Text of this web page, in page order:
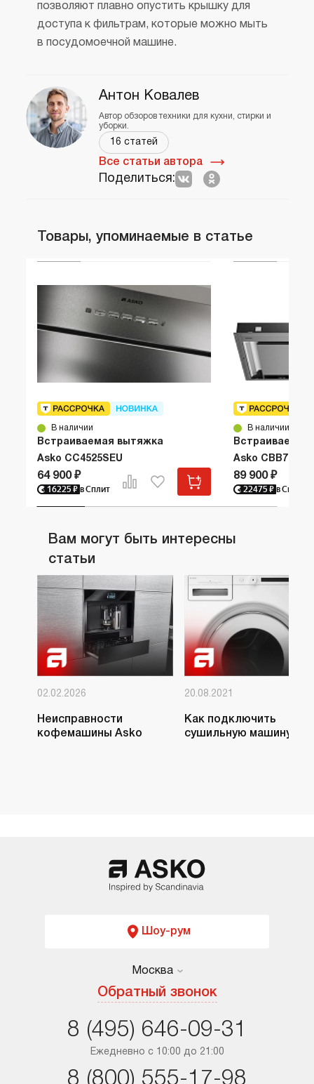
позволяют плавно опустить крышку для
доступа к фильтрам, которые можно мыть
в посудомоечной машине.
Антон Ковалев
Автор обзоров техники для кухни, стирки и
уборки.
16 статей
Все статьи автора
Поделиться:
Товары, упоминаемые в статье
В наличии
Встраиваемая вытяжка
Asko CC4525SEU
64 900 ₽
16225 ₽ в Сплит
В наличии
Встраиваемая
Asko
89 900 ₽
22475 ₽ в Сплит
Вам могут быть интересны
статьи
02.02.2026
Неисправности
кофемашины Asko
20.08.2021
Как подключить
сушильную машину
Шоу-рум
Москва
Обратный звонок
Москва
Ростов-на-Дону
Ежедневно с 10:00 до 21:00
8 (495) 646-09-31
8 (800) 555-17-98